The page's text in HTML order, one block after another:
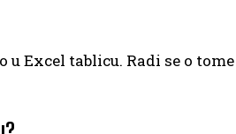
Excel tablicu. Radi se o